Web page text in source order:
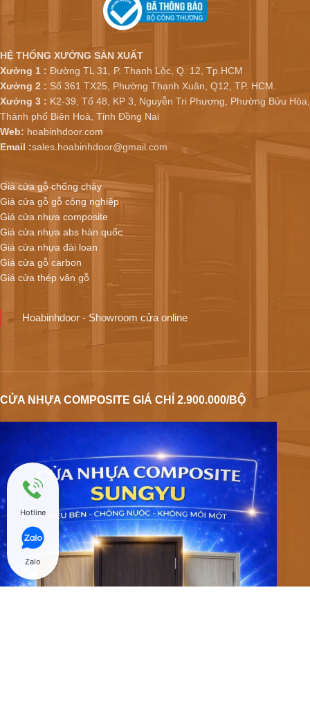
HỆ THỐNG XƯỞNG SẢN XUẤT
Xưởng 1 : Đường TL 31, P. Thạnh Lộc, Q. 12, Tp.HCM
Xưởng 2 : Số 361 TX25, Phường Thạnh Xuân, Q12, TP. HCM.
Xưởng 3 : K2-39, Tổ 48, KP 3, Nguyễn Tri Phương, Phường Bửu Hòa,
Thành phố Biên Hoà, Tỉnh Đồng Nai
Web: hoabinhdoor.com
Email :sales.hoabinhdoor@gmail.com
Giá cửa gỗ chống cháy
Giá cửa gỗ gỗ công nghiệp
Giá cửa nhựa composite
Giá cửa nhựa abs hàn quốc
Giá cửa nhựa đài loan
Giá cửa gỗ carbon
Giá cửa thép vân gỗ
Hoabinhdoor - Showroom cửa online
CỬA NHỰA COMPOSITE GIÁ CHỈ 2.900.000/BỘ
Hotline
Zalo